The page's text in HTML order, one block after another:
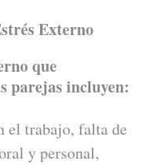
Externo
que
parejas incluyen:
el trabajo, falta de
y personal,